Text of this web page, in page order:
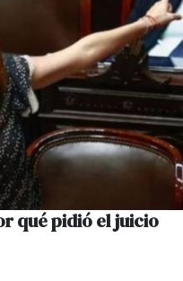
qué pidió el juicio